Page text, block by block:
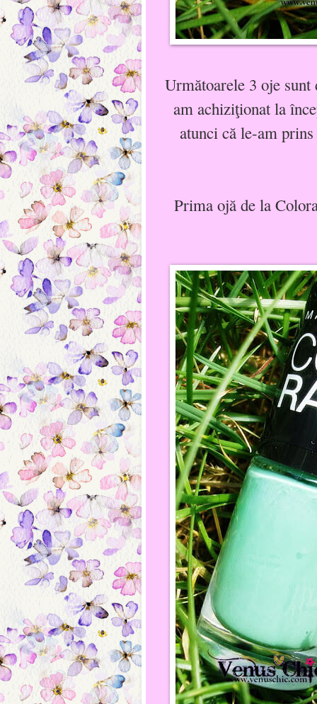
Următoarele 3 oje
am achiziţionat la
atunci că le-am
Prima ojă de la